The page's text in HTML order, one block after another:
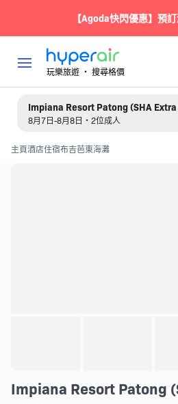
【Agoda快閃優惠】預
玩樂旅遊 ‧ 搜尋格價
Impiana Resort Patong (SHA
8月7日-8月8日・2位成人
主頁酒店住宿布吉芭東海灘
Impiana Resort Patong